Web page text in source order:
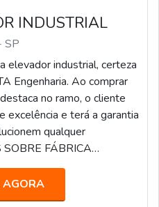
INDUSTRIAL
SP
elevador industrial, certeza
Engenharia. Ao comprar
no ramo, o cliente
excelência e terá a garantia
qualquer
FÁBRICA
alguém procurar por uma
se depara com a
know-how fo...
AGORA